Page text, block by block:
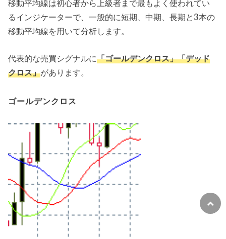
移動平均線は初心者から上級者まで最もよく使われてい
るインジケーターで、一般的に短期、中期、長期と3本の
移動平均線を用いて分析します。
代表的な売買シグナルに「ゴールデンクロス」「デッド
クロス」があります。
ゴールデンクロス